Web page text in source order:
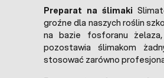
Preparat na ślimaki
groźne dla naszych roślin
na bazie fosforanu
pozostawia ślimakom
stosować zarówno